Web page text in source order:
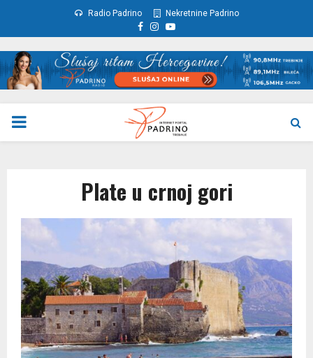
Radio Padrino Nekretnine Padrino
Facebook
Instagram
Youtube
PRIMARY
Plate u crnoj gori